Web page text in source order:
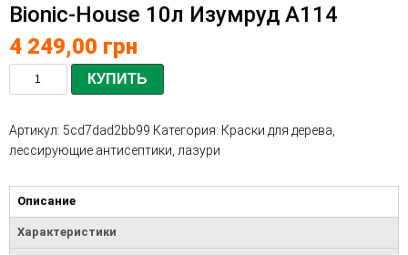
Bionic-House 10л Изумруд А114
4 249,00 грн
КУПИТЬ
Артикул: 5cd7dad2bb99 Категория: Краски для дерева,
лессирующие антисептики, лазури
Описание
Характеристики